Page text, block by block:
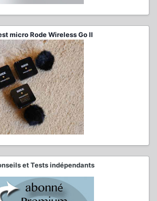
micro Rode Wireless Go II
et Tests indépendants